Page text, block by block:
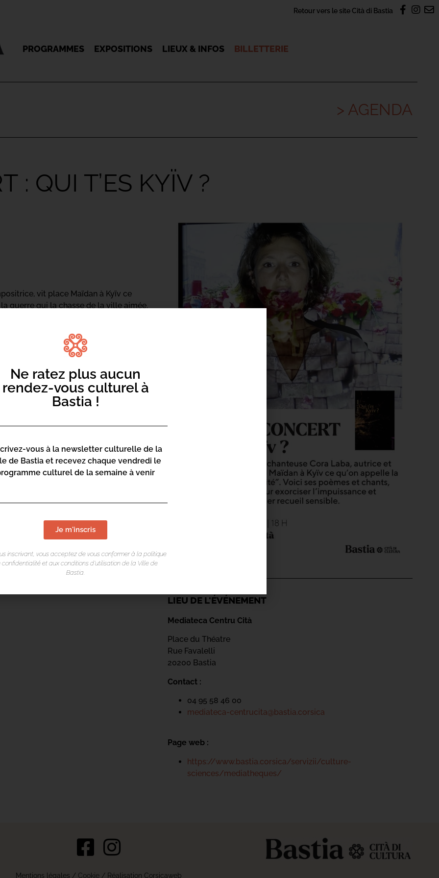
Retour vers le site Cità di Bastia
PROGRAMMES EXPOSITIONS LIEUX & INFOS BILLETTERIE
> AGENDA
: QUI T’ES KYÏV ?
vit place Maïdan à Kyïv ce
guerre qui la chasse de la ville aimée.
LIEU DE L'ÉVÉNEMENT
Mediateca Centru Cità
Place du Théatre
Rue Favalelli
20200 Bastia
Contact :
04 95 58 46 00
mediateca-centrucita@bastia.corsica
Page web :
https://www.bastia.corsica/servizii/culture-
sciences/mediatheques/
Mentions légales / Cookie / Réalisation Corsicaweb
Ne ratez plus aucun
rendez-vous culturel à
Bastia !
vous à la newsletter culturelle de la
de Bastia et recevez chaque vendredi le
culturel de la semaine à venir
Je m'inscris
inscrivant, vous acceptez de vous conformer à la politique
confidentialité et aux conditions d’utilisation de la Ville de
Bastia.